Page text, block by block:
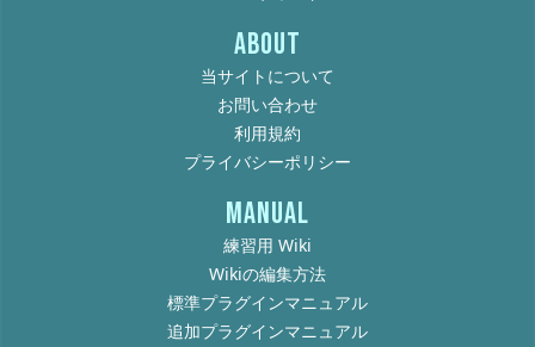
ABOUT
当サイトについて
お問い合わせ
利用規約
プライバシーポリシー
MANUAL
練習用 Wiki
Wikiの編集方法
標準プラグインマニュアル
追加プラグインマニュアル